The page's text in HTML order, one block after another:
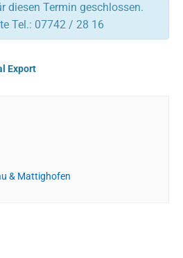
diesen Termin geschlossen.
Tel.: 07742 / 28 16
Export
& Mattighofen